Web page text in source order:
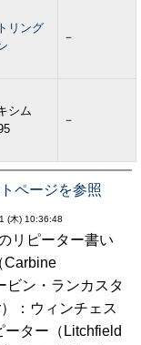
リング
－
シム
－
ページを参照
(木) 10:36:48
リピーター書い
ビン・ランカスタ
：ウィンチェス
ーター（Litchfield